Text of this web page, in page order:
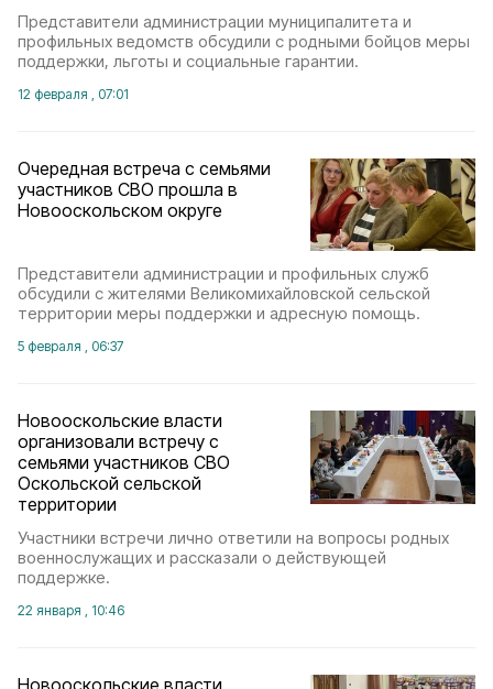
Представители администрации муниципалитета и
профильных ведомств обсудили с родными бойцов меры
поддержки, льготы и социальные гарантии.
12 февраля , 07:01
Очередная встреча с семьями
участников СВО прошла в
Новооскольском округе
Представители администрации и профильных служб
обсудили с жителями Великомихайловской сельской
территории меры поддержки и адресную помощь.
5 февраля , 06:37
Новооскольские власти
организовали встречу с
семьями участников СВО
Оскольской сельской
территории
Участники встречи лично ответили на вопросы родных
военнослужащих и рассказали о действующей
поддержке.
22 января , 10:46